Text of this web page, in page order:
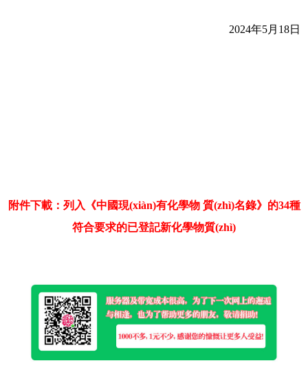
2024年5月18日
附件下載：列入《中國現(xiàn)有化學物 質(zhì)名錄》的34種
符合要求的已登記新化學物質(zhì)